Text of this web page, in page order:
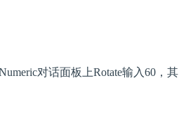
对话面板上Rotate输入60，其